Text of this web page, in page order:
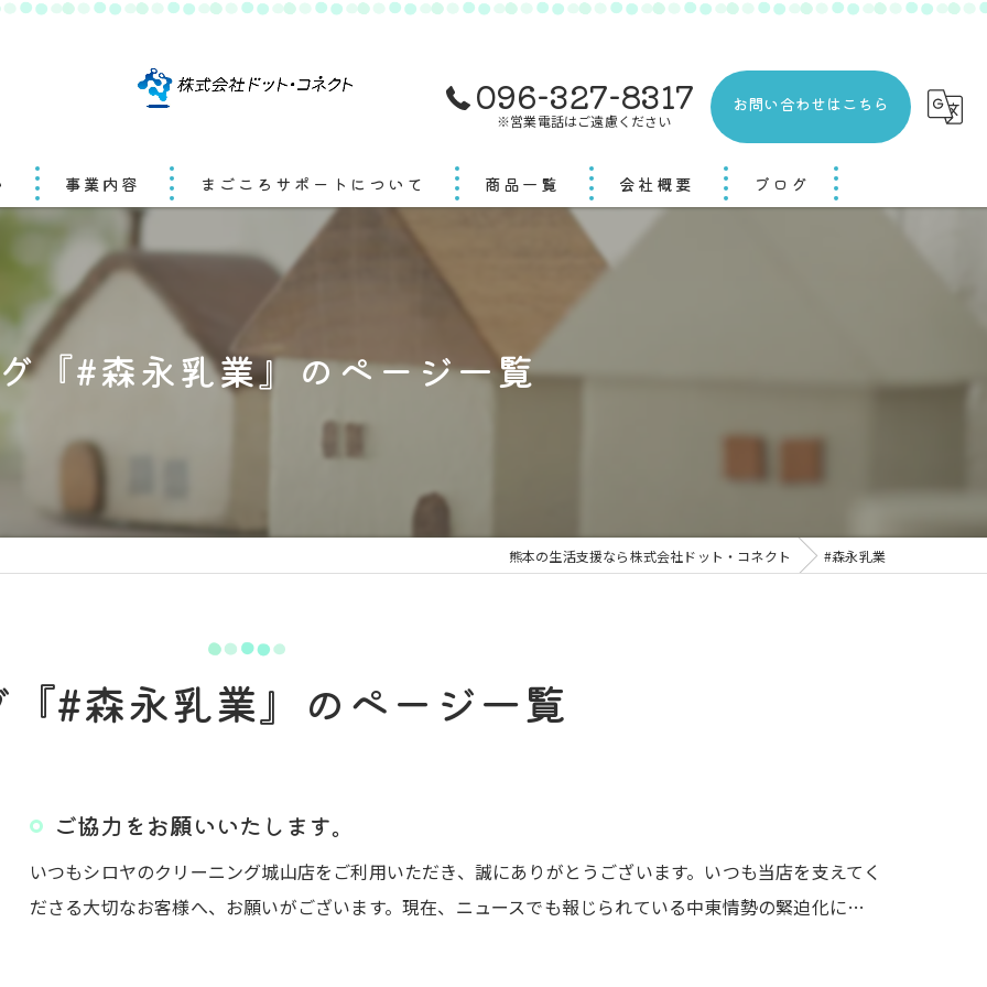
096-327-8317
※営業電話はご遠慮ください
お問い合わせはこちら
事業内容 まごころサポートについて 商品一覧 会社概要 ブログ
『#森永乳業』のページ一覧
熊本の生活支援なら株式会社ドット・コネクト #森永乳業
#森永乳業』のページ一覧
ご協力をお願いいたします。
いつもシロヤのクリーニング城山店をご利用いただき、誠にありがとうございます。いつも当店を支えてく
ださる大切なお客様へ、お願いがございます。現在、ニュースでも報じられている中東情勢の緊迫化に…